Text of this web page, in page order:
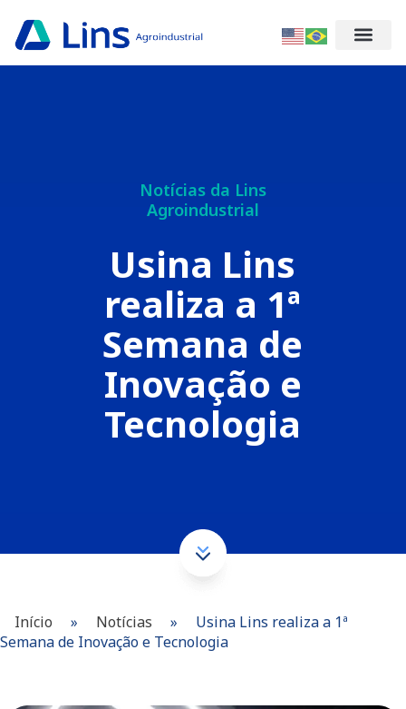
Notícias da Lins
Agroindustrial
Usina Lins
realiza a 1ª
Semana de
Inovação e
Tecnologia
Início » Notícias »
Usina Lins realiza a 1ª
Semana de Inovação e Tecnologia